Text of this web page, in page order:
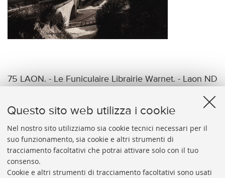
Questo sito web utilizza i cookie
Nel nostro sito utilizziamo sia cookie tecnici necessari per il
suo funzionamento, sia cookie e altri strumenti di
tracciamento facoltativi che potrai attivare solo con il tuo
consenso.
Cookie e altri strumenti di tracciamento facoltativi sono usati
75 LAON. - Le Funiculaire Librairie Warnet. - Laon ND
UNIVERSITARIA
Presidente: prof. Francesco Citti